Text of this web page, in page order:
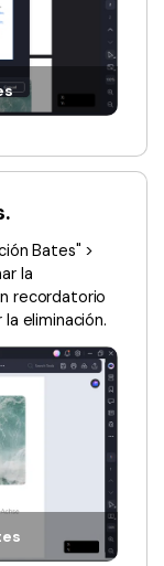
Bates" >
la
recordatorio
eliminación.